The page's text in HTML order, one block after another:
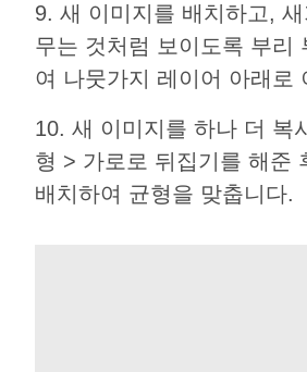
9. 새 이미지를 배치하고,
무는 것처럼 보이도록 부리
여 나뭇가지 레이어 아래로
10. 새 이미지를 하나 더 복
형 > 가로로 뒤집기를 해준
배치하여 균형을 맞춥니다.